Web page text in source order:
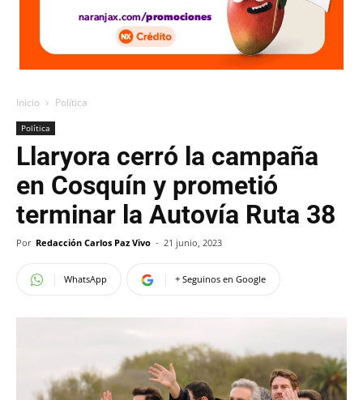
Inicio Política
Política
Llaryora cerró la campaña
en Cosquín y prometió
terminar la Autovía Ruta 38
Por Redacción Carlos Paz Vivo - 21 junio, 2023
WhatsApp + Seguinos en Google